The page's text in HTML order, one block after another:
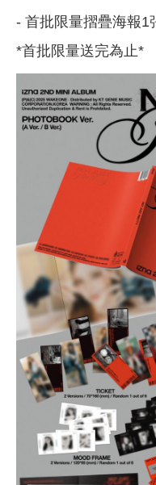
- 首批限量摺疊海報1
*首批限量送完為止*